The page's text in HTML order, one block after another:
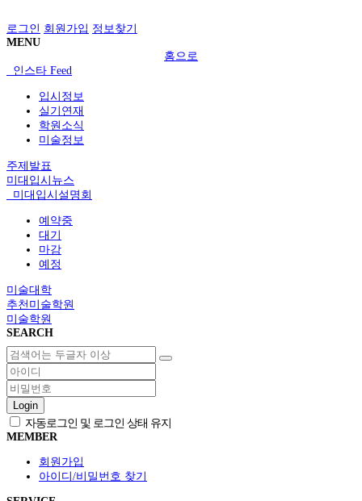
로그인 회원가입 정보찾기
MENU
홈으로
인스타 Feed
입시정보
실기연재
학원소식
미술정보
주제발표
미대입시뉴스
미대입시설명회
예약중
대기
마감
예정
미술대학
추천미술학원
미술학원
SEARCH
Login
자동로그인 및 로그인 상태 유지
MEMBER
회원가입
아이디/비밀번호 찾기